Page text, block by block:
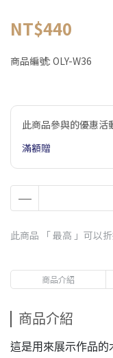
NT$440
商品編號: OLY-W36
此商品參與的優惠活
滿額贈
此商品 「 最高 」可以
商品介紹
商品介紹
這是用來展示作品的